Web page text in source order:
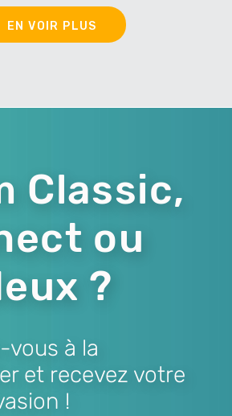
EN VOIR PLUS
Classic,
ou
?
vous à la
et recevez votre
!